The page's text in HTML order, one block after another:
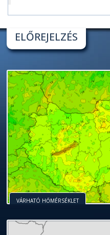
ELŐREJELZÉS
VÁRHATÓ HŐMÉRSÉKLET